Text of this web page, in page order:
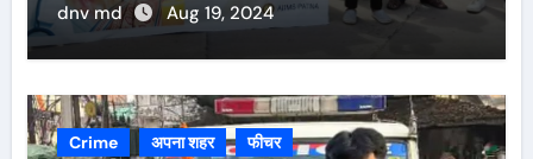
dnv md Aug 19, 2024
Crime अपना शहर फीचर